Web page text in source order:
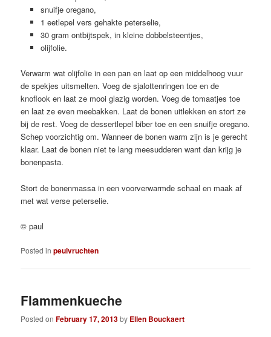
snuifje oregano,
1 eetlepel vers gehakte peterselie,
30 gram ontbijtspek, in kleine dobbelsteentjes,
olijfolie.
Verwarm wat olijfolie in een pan en laat op een middelhoog vuur
de spekjes uitsmelten. Voeg de sjalottenringen toe en de
knoflook en laat ze mooi glazig worden. Voeg de tomaatjes toe
en laat ze even meebakken. Laat de bonen uitlekken en stort ze
bij de rest. Voeg de dessertlepel biber toe en een snuifje oregano.
Schep voorzichtig om. Wanneer de bonen warm zijn is je gerecht
klaar. Laat de bonen niet te lang meesudderen want dan krijg je
bonenpasta.
Stort de bonenmassa in een voorverwarmde schaal en maak af
met wat verse peterselie.
© paul
Posted in peulvruchten
Flammenkueche
Posted onFebruary 17, 2013by Ellen Bouckaert